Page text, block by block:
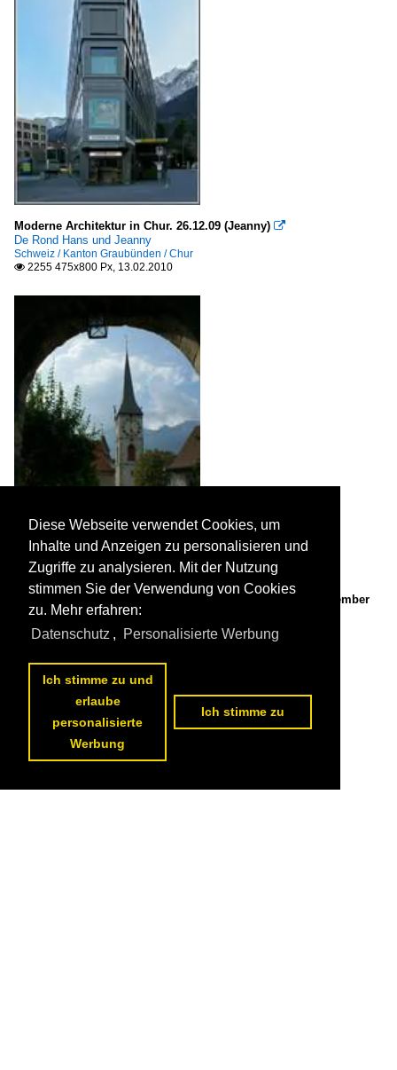
Moderne Architektur in Chur. 26.12.09 (Jeanny) 
De Rond Hans und Jeanny
Schweiz / Kanton Graubünden / Chur
 2255 475x800 Px, 13.02.2010
Blick auf den Kirchturm der St. Martinkirche in Chur. (September
2009)

Christine Wohlfahrt
Schweiz / Kanton Graubünden / Chur
Diese Webseite verwendet Cookies, um
Inhalte und Anzeigen zu personalisieren und
Zugriffe zu analysieren. Mit der Nutzung
stimmen Sie der Verwendung von Cookies
zu. Mehr erfahren:
Datenschutz , Personalisierte Werbung
Ich stimme zu und
erlaube
personalisierte
Werbung
Ich stimme zu